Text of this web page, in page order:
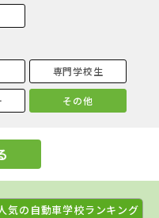
専門学校生
その他
気の自動車学校ランキング